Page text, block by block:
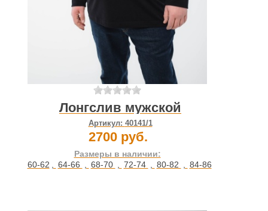
Лонгслив мужской
Артикул: 40141/1
2700 руб.
Размеры в наличии:
60-62 , 64-66 , 68-70 , 72-74 , 80-82 , 84-86